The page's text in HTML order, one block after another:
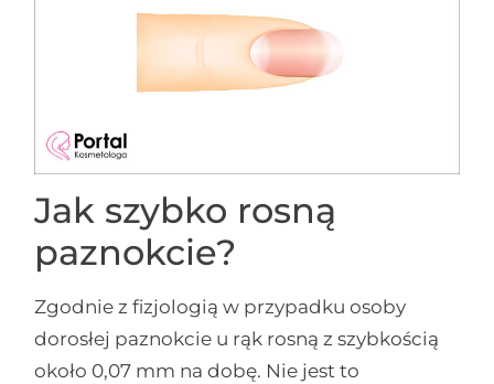
Jak szybko rosną
paznokcie?
Zgodnie z fizjologią w przypadku osoby
dorosłej paznokcie u rąk rosną z szybkością
około 0,07 mm na dobę. Nie jest to